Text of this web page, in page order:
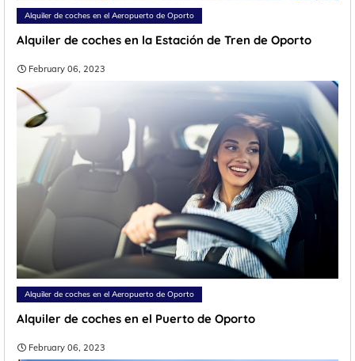
Alquiler de coches en el Aeropuerto de Oporto
Alquiler de coches en la Estación de Tren de Oporto
February 06, 2023
Alquiler de coches en el Aeropuerto de Oporto
Alquiler de coches en el Puerto de Oporto
February 06, 2023